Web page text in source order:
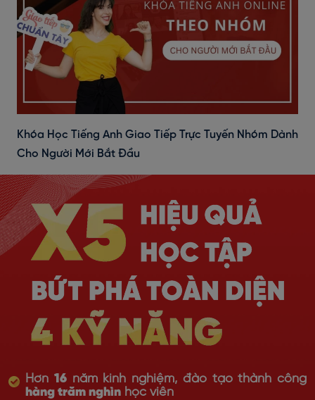
Khóa Học Tiếng Anh Giao Tiếp Trực Tuyến Nhóm Dành
Cho Người Mới Bắt Đầu
Hơn 16năm kinh nghiệm, đào tạo thành công
hàng trăm nghìn học viên